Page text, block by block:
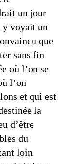
un jour
y voyait un
que
sans fin
où l’on se
l’on
et qui est
la
d’être
du
loin